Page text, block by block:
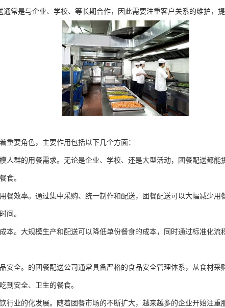
通常是与企业、学校、等长期合作，因此需要注重客户关系的维护，
重要角色，主要作用包括以下几个方面：
人群的用餐需求。无论是企业、学校、还是大型活动，团餐配送都能
食。
餐效率。通过集中采购、统一制作和配送，团餐配送可以大幅减少用
间。
本。大规模生产和配送可以降低单份餐食的成本，同时通过标准化流
安全。的团餐配送公司通常具备严格的食品安全管理体系，从食材采
到安全、卫生的餐食。
行业的化发展。随着团餐市场的不断扩大，越来越多的企业开始注重